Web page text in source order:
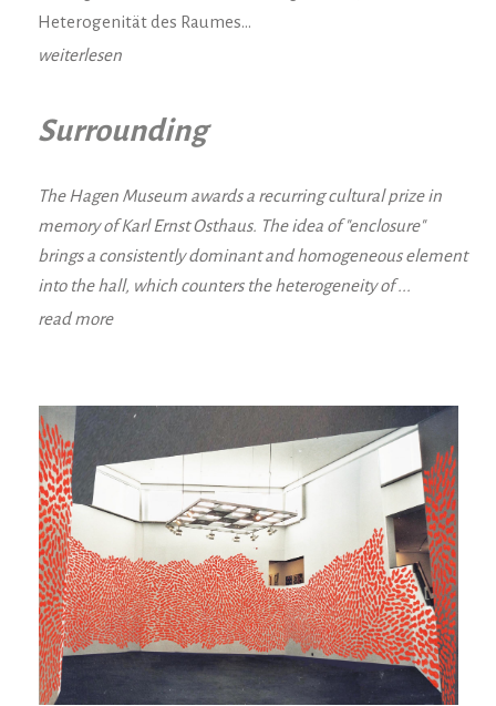
Heterogenität des Raumes…
weiterlesen
Surrounding
The Hagen Museum awards a recurring cultural prize in
memory of Karl Ernst Osthaus. The idea of "enclosure"
brings a consistently dominant and homogeneous element
into the hall, which counters the heterogeneity of ...
read more